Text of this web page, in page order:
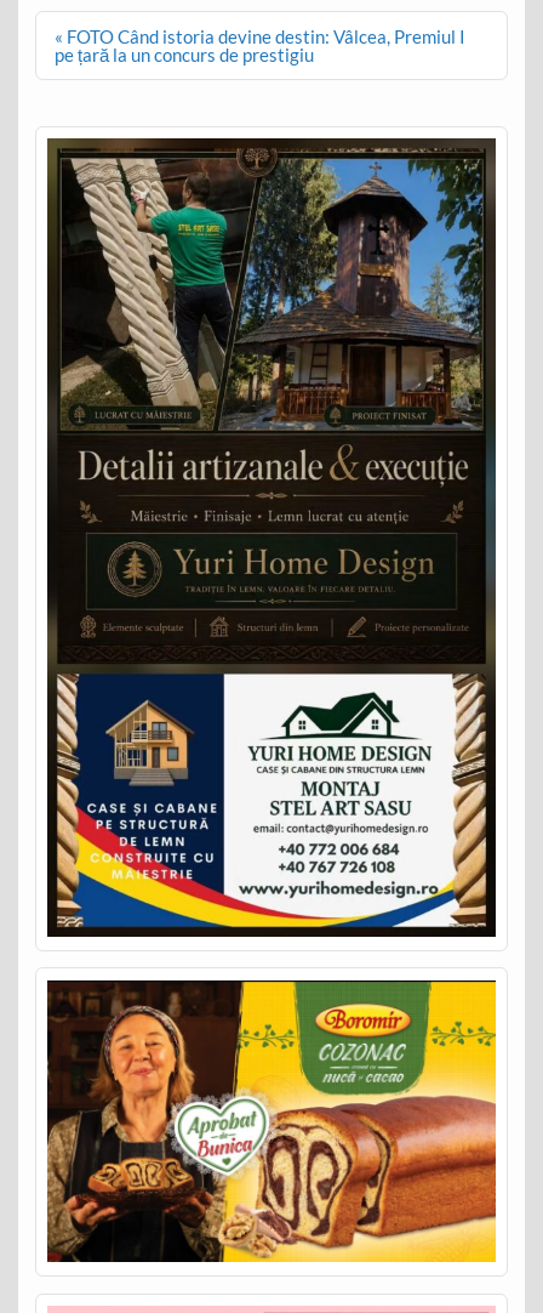
Post
navigation
« FOTO Când istoria devine destin: Vâlcea, Premiul I
pe țară la un concurs de prestigiu